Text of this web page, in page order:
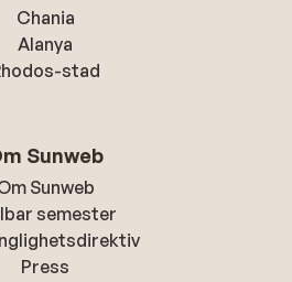
Chania
Alanya
stad
Sunweb
Sunweb
semester
Press